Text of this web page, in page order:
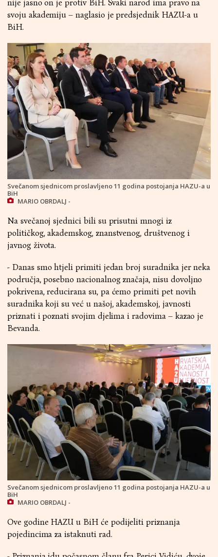
nije jasno on je protiv BiH. Svaki narod ima pravo na
svoju akademiju – naglasio je predsjednik HAZU-a u
BiH.
Svečanom sjednicom proslavljeno 11 godina postojanja HAZU-a u
BiH
MARIO OBRDALJ -
Na svečanoj sjednici bili su prisutni mnogi iz
političkog, akademskog, znanstvenog, društvenog i
javnog života.
- Danas smo htjeli primiti jedan broj suradnika jer neka
područja, posebno nacionalnog značaja, nisu dovoljno
pokrivena, reducirana su, pa ćemo primiti pet novih
suradnika koji su već u našoj, akademskoj, javnosti
priznati i poznati svojim djelima i radovima – kazao je
Bevanda.
Svečanom sjednicom proslavljeno 11 godina postojanja HAZU-a u
BiH
MARIO OBRDALJ -
Ove godine HAZU u BiH će podijeliti priznanja
pojedincima za istaknuti rad.